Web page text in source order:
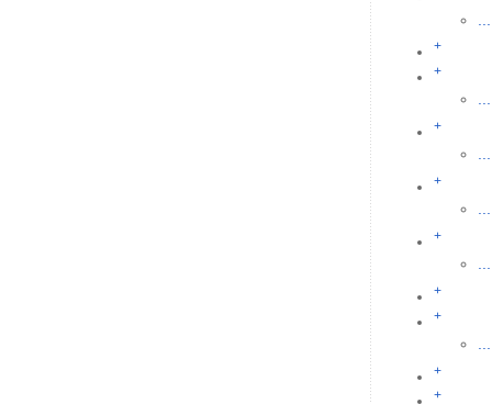
+
+
...
+
...
+
...
+
...
+
+
+
+